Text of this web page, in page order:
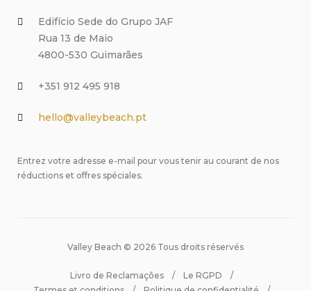
Edifício Sede do Grupo JAF
Rua 13 de Maio
4800-530 Guimarães
+351 912 495 918
hello@valleybeach.pt
Entrez votre adresse e-mail pour vous tenir au courant de nos
réductions et offres spéciales.
Valley Beach © 2026 Tous droits réservés
Livro de Reclamações
Le RGPD